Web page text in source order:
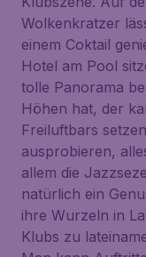
Wolkenkratzer
einem Coktail
Hotel am Pool
tolle Panorama
Höhen hat, der
Freiluftbars
ausprobieren,
allem die
natürlich ein
ihre Wurzeln in
Klubs zu